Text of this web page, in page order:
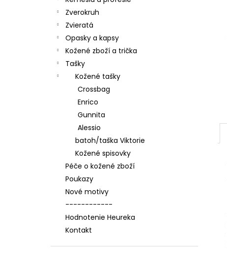
Zverokruh
Zvieratá
Opasky a kapsy
Kožené zboží a trička
Tašky
Kožené tašky
Crossbag
Enrico
Gunnita
Alessio
batoh/taška Viktorie
Kožené spisovky
Péče o kožené zboží
Poukazy
Nové motivy
------------
Hodnotenie Heureka
Kontakt